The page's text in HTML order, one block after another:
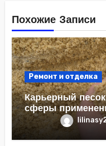
Похожие Записи
Ремонт и отделка
Карьерный
сферы